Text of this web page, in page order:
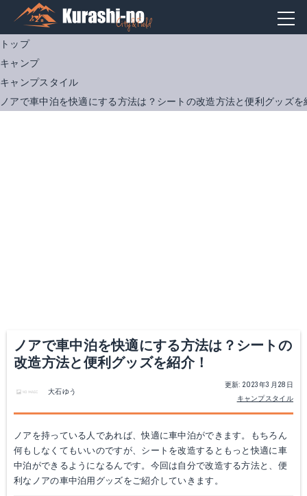
トップ
キャンプ
キャンプスタイル
ノアで車中泊を快適にする方法は？シートの改造方法と便利グッズを
ノアで車中泊を快適にする方法は？シートの
改造方法と便利グッズを紹介！
更新: 2023年3月28日
キャンプスタイル
大石ゆう
ノアを持っている人であれば、快適に車中泊ができます。もちろん
何もしなくてもいいのですが、シートを改造するともっと快適に車
中泊ができるようになるんです。今回は自分で改造する方法と、便
利なノアの車中泊用グッズをご紹介していきます。